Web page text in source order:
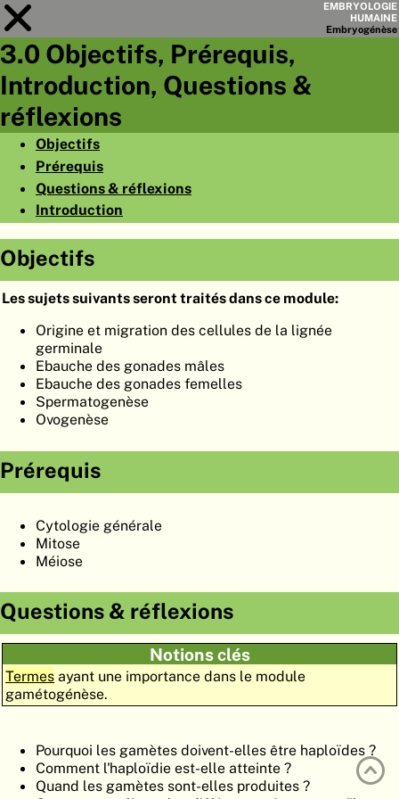
EMBRYOLOGIE
HUMAINE
Embryogénèse
Module
ACCUEIL
ORGANO
RECHERCHER
AIDE
EN
3.0 Objectifs, Prérequis,
Introduction, Questions &
réflexions
Objectifs
Prérequis
Questions & réflexions
Introduction
Objectifs
Les sujets suivants seront traités dans ce module:
Origine et migration des cellules de la lignée
germinale
Ebauche des gonades mâles
Ebauche des gonades femelles
Spermatogenèse
Ovogenèse
Prérequis
Cytologie générale
Mitose
Méiose
Questions & réflexions
Notions clés
Termes ayant une importance dans le module
gamétogénèse.
Pourquoi les gamètes doivent-elles être haploïdes ?
Comment l'haploïdie est-elle atteinte ?
Quand les gamètes sont-elles produites ?